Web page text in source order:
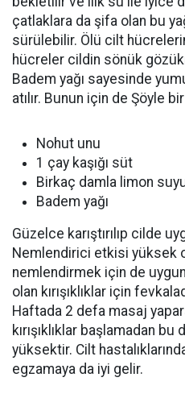
çatlaklara da şifa olan bu
sürülebilir. Ölü cilt
hücreler cildin sönük
Badem yağı sayesinde
atılır. Bunun için de Şöyle
Nohut unu
1 çay kaşığı süt
Birkaç damla limon
Badem yağı
Güzelce karıştırılıp cilde
Nemlendirici etkisi yüksek
nemlendirmek için de
olan kırışıklıklar için
Haftada 2 defa masaj
kırışıklıklar başlamadan
yüksektir. Cilt
egzamaya da iyi gelir.